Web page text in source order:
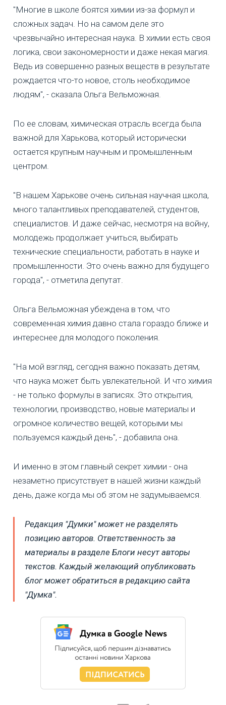
"Многие в школе боятся химии из-за формул и
сложных задач. Но на самом деле это
чрезвычайно интересная наука. В химии есть своя
логика, свои закономерности и даже некая магия.
Ведь из совершенно разных веществ в результате
рождается что-то новое, столь необходимое
людям", - сказала Ольга Вельможная.
По ее словам, химическая отрасль всегда была
важной для Харькова, который исторически
остается крупным научным и промышленным
центром.
"В нашем Харькове очень сильная научная школа,
много талантливых преподавателей, студентов,
специалистов. И даже сейчас, несмотря на войну,
молодежь продолжает учиться, выбирать
технические специальности, работать в науке и
промышленности. Это очень важно для будущего
города", - отметила депутат.
Ольга Вельможная убеждена в том, что
современная химия давно стала гораздо ближе и
интереснее для молодого поколения.
"На мой взгляд, сегодня важно показать детям,
что наука может быть увлекательной. И что химия
- не только формулы в записях. Это открытия,
технологии, производство, новые материалы и
огромное количество вещей, которыми мы
пользуемся каждый день", - добавила она.
И именно в этом главный секрет химии - она
незаметно присутствует в нашей жизни каждый
день, даже когда мы об этом не задумываемся.
Редакция "Думки" может не разделять
позицию авторов. Ответственность за
материалы в разделе Блоги несут авторы
текстов. Каждый желающий опубликовать
блог может обратиться в редакцию сайта
"Думка".